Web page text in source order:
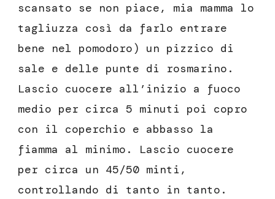
scansato se non piace, mia mamma lo
tagliuzza così da farlo entrare
bene nel pomodoro) un pizzico di
sale e delle punte di rosmarino.
Lascio cuocere all’inizio a fuoco
medio per circa 5 minuti poi copro
con il coperchio e abbasso la
fiamma al minimo. Lascio cuocere
per circa un 45/50 minti,
controllando di tanto in tanto.